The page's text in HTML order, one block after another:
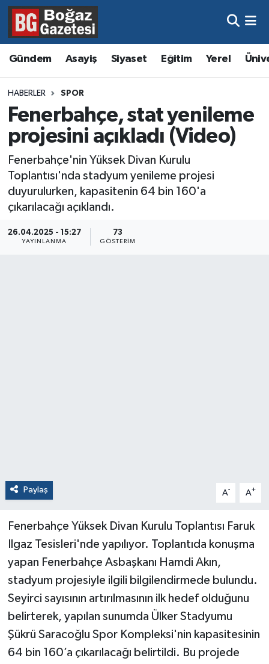
Gündem Asayiş Siyaset Eğitim Yerel
HABERLER SPOR
Fenerbahçe, stat yenileme
projesini açıkladı (Video)
Fenerbahçe'nin Yüksek Divan Kurulu
Toplantısı'nda stadyum yenileme projesi
duyurulurken, kapasitenin 64 bin 160'a
çıkarılacağı açıklandı.
26.04.2025 - 15:27
YAYINLANMA
73
GÖSTERIM
Paylaş A- A+
Fenerbahçe Yüksek Divan Kurulu Toplantısı Faruk
Ilgaz Tesisleri'nde yapılıyor. Toplantıda konuşma
yapan Fenerbahçe Asbaşkanı Hamdi Akın,
stadyum projesiyle ilgili bilgilendirmede bulundu.
Seyirci sayısının artırılmasının ilk hedef olduğunu
belirterek, yapılan sunumda Ülker Stadyumu
Şükrü Saracoğlu Spor Kompleksi'nin kapasitesinin
64 bin 160’a çıkarılacağı belirtildi. Bu projede
Asayiş
Eğitim
Ekonomi
Gündem
Kültür ve Sanat
Magazin
Resmi İlanlar
Hava Durumu
Trafik Durumu
Süper Lig Puan Durumu ve Fikstür
Tüm Manşetler
Son Dakika Haberleri
Haber Arşivi